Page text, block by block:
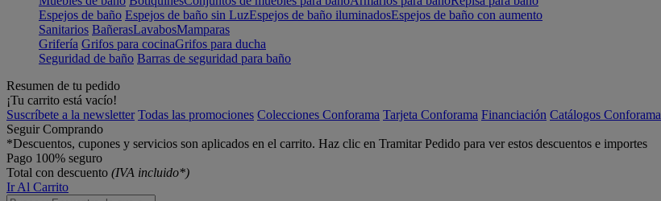
Espejos de baño Espejos de baño sin LuzEspejos de baño iluminadosEspejos de baño con aumento
Sanitarios BañerasLavabosMamparas
Grifería Grifos para cocinaGrifos para ducha
Seguridad de baño Barras de seguridad para baño
Resumen de tu pedido
¡Tu carrito está vacío!
Suscríbete a la newsletter Todas las promociones Colecciones Conforama Tarjeta Conforama Financiación Catálogos Conforama
Seguir Comprando
*Descuentos, cupones y servicios son aplicados en el carrito. Haz clic en Tramitar Pedido para ver estos descuentos e importes
Pago 100% seguro
Total con descuento (IVA incluido*)
Ir Al Carrito